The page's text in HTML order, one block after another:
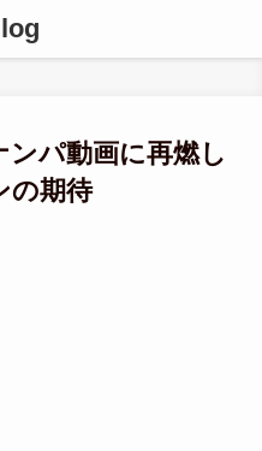
パ動画に再燃し
の期待